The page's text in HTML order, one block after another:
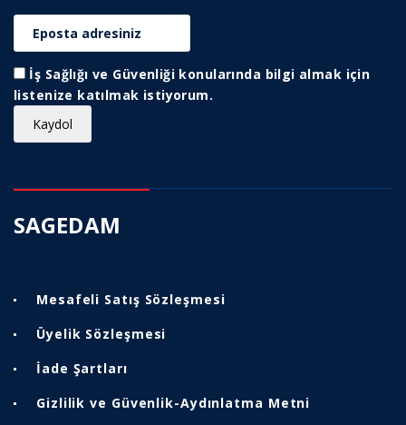
İş Sağlığı ve Güvenliği konularında bilgi almak için
listenize katılmak istiyorum.
SAGEDAM
Mesafeli Satış Sözleşmesi
Üyelik Sözleşmesi
İade Şartları
Gizlilik ve Güvenlik-Aydınlatma Metni